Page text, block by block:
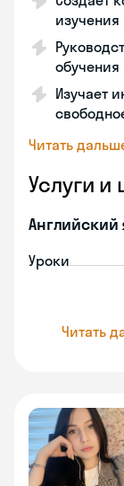
изучения
обучения
Изучает
Читать
Услуги и
Английский
Уроки
Читать